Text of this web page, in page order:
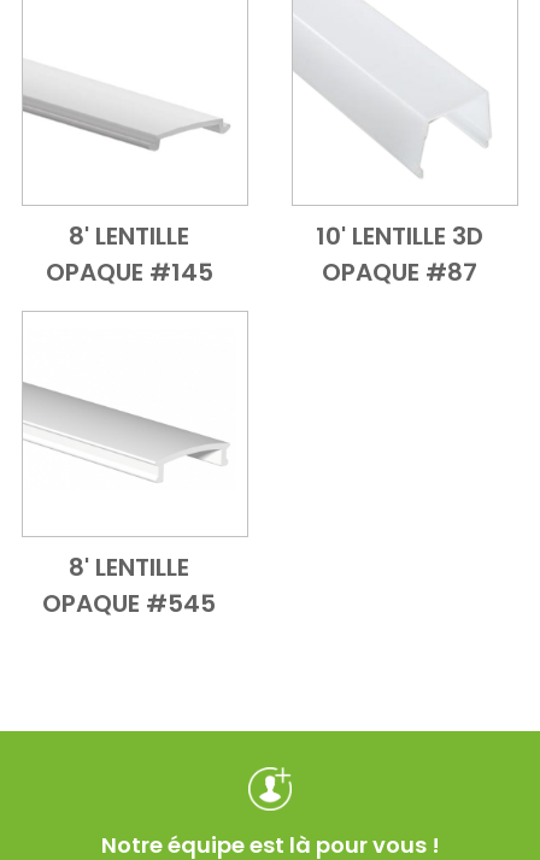
Add to CartVue d'ensemble
8' LENTILLE
OPAQUE #145
Add to Cart
Vue
10' LENTILLE 3D
OPAQUE #87
Add to CartVue d'ensemble
8' LENTILLE
OPAQUE #545
Notre équipe est là pour vous !